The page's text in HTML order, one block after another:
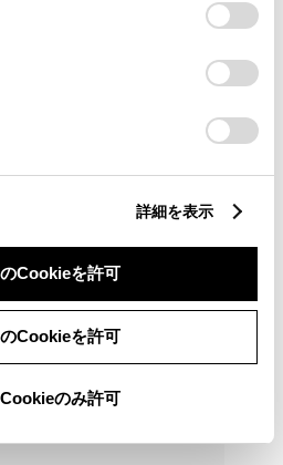
クッキー)が保存されることに同
クッキー)のオプトアウト、
たりするにあたっては、当社の
取り扱いについて
」をご覧くだ
詳細を表示
Cookieを許可
Cookieを許可
のみ許可